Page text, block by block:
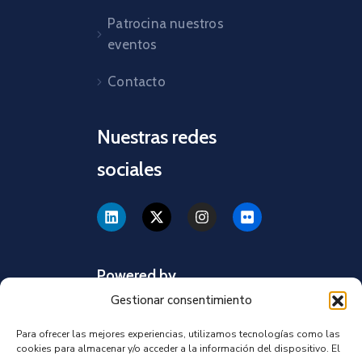
Gestionar consentimiento
Para ofrecer las mejores experiencias, utilizamos tecnologías como las
cookies para almacenar y/o acceder a la información del dispositivo. El
Patrocina nuestros
eventos
Contacto
Nuestras redes
sociales
Powered by